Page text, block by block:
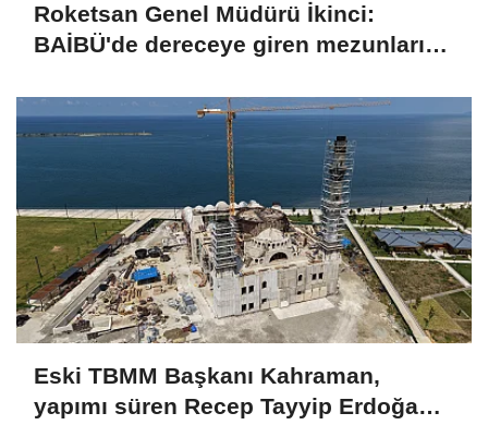
Roketsan Genel Müdürü İkinci:
BAİBÜ'de dereceye giren mezunları
Eski TBMM Başkanı Kahraman,
yapımı süren Recep Tayyip Erdoğan